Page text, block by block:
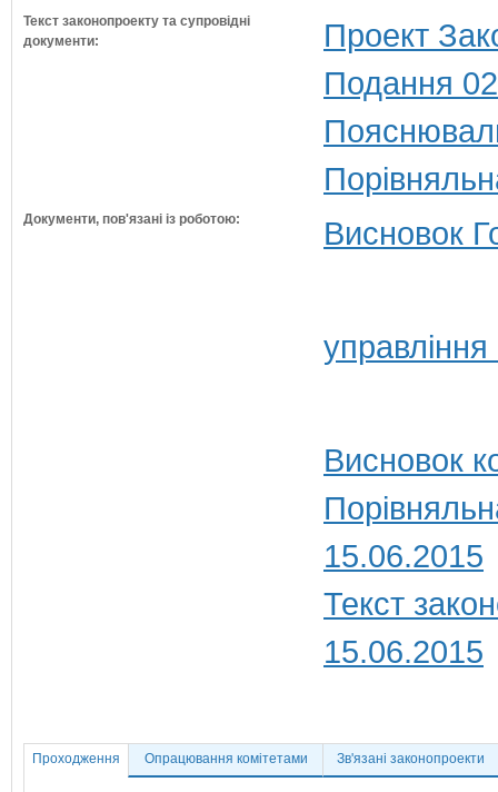
Текст законопроекту та супровідні
документи:
Проект
Подання
Документи, пов'язані із роботою: Висновок
Висновок
15.06.2015
Текст
15.06.2015
Проходження Опрацювання комітетами Зв'язані законопроекти